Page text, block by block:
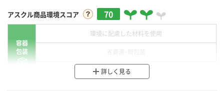
アスクル商品環境スコア 70
容器
包装
環境に配慮した材料を使用
分別・リサイクルしやすい設計
詳しく見る